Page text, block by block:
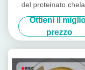
del proteinato
additivo alimentare
proteina grezza per il
preriscaldatore
Ottieni il
prezzo